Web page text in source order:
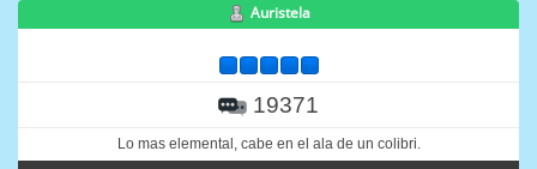
Auristela
19371
Lo mas elemental, cabe en el ala de un colibri.